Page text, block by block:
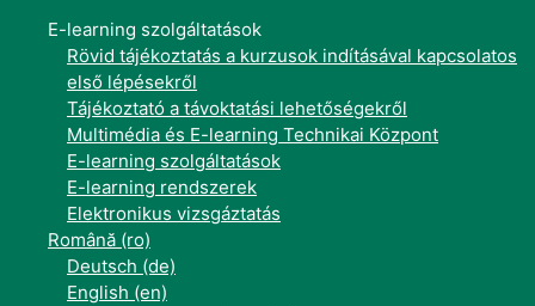
E-learning szolgáltatások
Rövid tájékoztatás a kurzusok indításával kapcsolatos
első lépésekről
Tájékoztató a távoktatási lehetőségekről
Multimédia és E-learning Technikai Központ
E-learning szolgáltatások
E-learning rendszerek
Elektronikus vizsgáztatás
Română ‎(ro)‎
Deutsch ‎(de)‎
English ‎(en)‎